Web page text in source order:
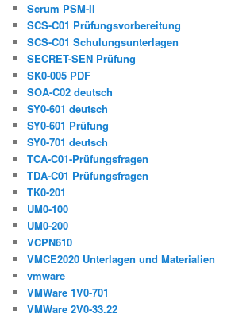
Scrum PSM-II
SCS-C01 Prüfungsvorbereitung
SCS-C01 Schulungsunterlagen
SECRET-SEN Prüfung
SK0-005 PDF
SOA-C02 deutsch
SY0-601 deutsch
SY0-601 Prüfung
SY0-701 deutsch
TCA-C01-Prüfungsfragen
TDA-C01 Prüfungsfragen
TK0-201
UM0-100
UM0-200
VCPN610
VMCE2020 Unterlagen und Materialien
vmware
VMWare 1V0-701
VMWare 2V0-33.22